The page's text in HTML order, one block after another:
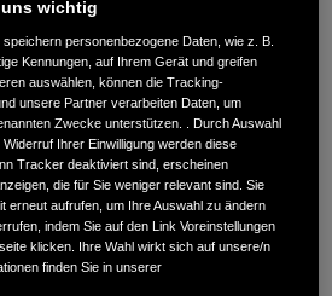
,Amberg
wichtig
speichern personenbezogene Daten, wie z. B.
Kennungen, auf Ihrem Gerät und greifen
auswählen, können die Tracking-
unsere Partner verarbeiten Daten, um
Zwecke unterstützen. . Durch Auswahl
Ihrer Einwilligung werden diese
Tracker deaktiviert sind, erscheinen
die für Sie weniger relevant sind. Sie
erneut aufrufen, um Ihre Auswahl zu ändern
indem Sie auf den Link Voreinstellungen
klicken. Ihre Wahl wirkt sich auf unsere/n
finden Sie in unserer